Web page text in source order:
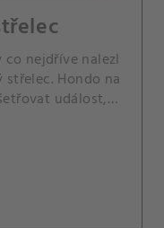
co nejdříve nalezl
Hondo na
událost,